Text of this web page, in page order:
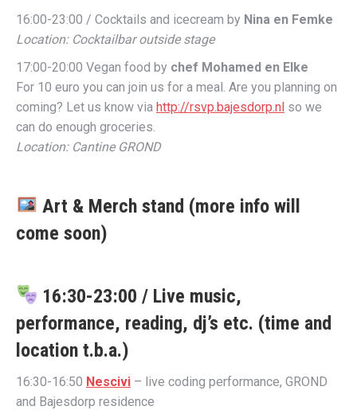
16:00-23:00 / Cocktails and icecream by Nina en Femke
Location: Cocktailbar outside stage
17:00-20:00 Vegan food by chef Mohamed en Elke
For 10 euro you can join us for a meal. Are you planning on
coming? Let us know via http://rsvp.bajesdorp.nl so we
can do enough groceries.
Location: Cantine GROND
Art & Merch stand (more info will
come soon)
16:30-23:00 / Live music,
performance, reading, dj’s etc. (time and
location t.b.a.)
​16:30-16:50 Nescivi – live coding performance, GROND
and Bajesdorp residence